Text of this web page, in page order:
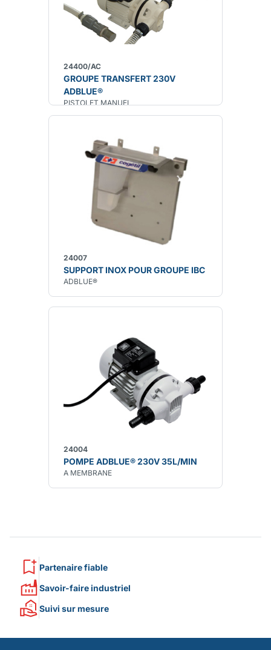
24400/AC
GROUPE TRANSFERT 230V
ADBLUE®
PISTOLET MANUEL
24007
SUPPORT INOX POUR GROUPE IBC
ADBLUE®
24004
POMPE ADBLUE® 230V 35L/MIN
A MEMBRANE
Partenaire fiable
Savoir-faire industriel
Suivi sur mesure